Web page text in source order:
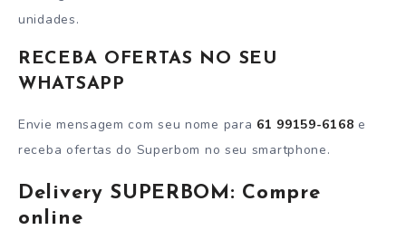
unidades.
RECEBA OFERTAS NO SEU
WHATSAPP
Envie mensagem com seu nome para 61 99159-6168 e
receba ofertas do Superbom no seu smartphone.
Delivery SUPERBOM: Compre
online